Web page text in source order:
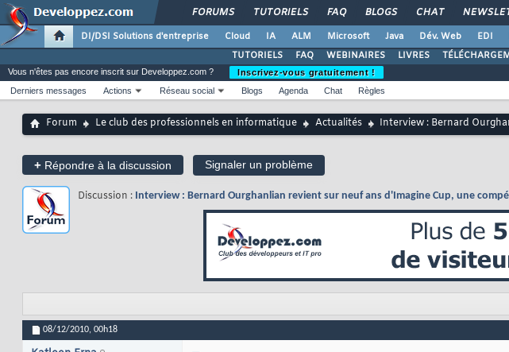
FORUMS TUTORIELS FAQ BLOGS CHAT
DI/DSI Solutions d'entreprise Cloud IA ALM Microsoft Java Dév. Web EDI
TUTORIELS
FAQ WEBINAIRES LIVRES
Vous n'êtes pas encore inscrit sur Developpez.com ?
Inscrivez-vous gratuitement !
Derniers messages
Actions Réseau social Blogs Agenda Chat Règles
Forum Le club des professionnels en informatique Actualités Interview : Bernard
+ Répondre à la discussion Signaler un problème
Discussion : Interview : Bernard Ourghanlian revient sur neuf ans d'Imagine Cup, une
08/12/2010, 00h18